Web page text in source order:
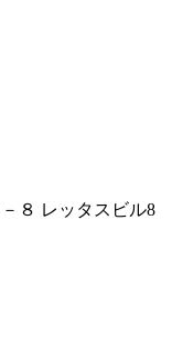
８ レッタスビル8